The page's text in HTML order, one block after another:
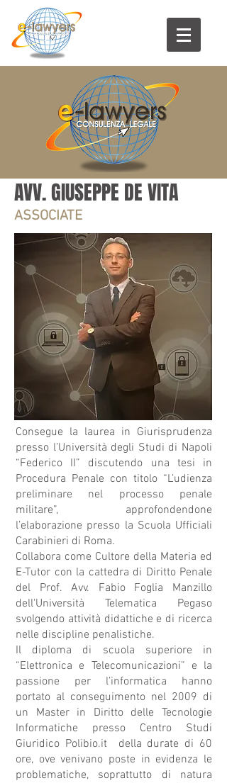
Consegue la laurea in Giurisprudenza
presso l’Università degli Studi di Napoli
“Federico II” discutendo una tesi in
Procedura Penale con titolo “L’udienza
preliminare nel processo penale
militare”, approfondendone
l’elaborazione presso la Scuola Ufficiali
Carabinieri di Roma.
Collabora come Cultore della Materia ed
E-Tutor con la cattedra di Diritto Penale
del Prof. Avv. Fabio Foglia Manzillo
dell'Università Telematica Pegaso
svolgendo attività didattiche e di ricerca
nelle discipline penalistiche.
Il diploma di scuola superiore in
“Elettronica e Telecomunicazioni” e la
passione per l’informatica hanno
portato al conseguimento nel 2009 di
un Master in Diritto delle Tecnologie
Informatiche presso Centro Studi
Giuridico Polibio.it della durate di 60
ore, ove venivano poste in evidenza le
problematiche, soprattutto di natura
AVV. GIUSEPPE DE VITA
ASSOCIATE